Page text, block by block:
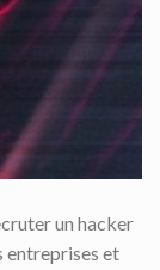
un hacker
entreprises et